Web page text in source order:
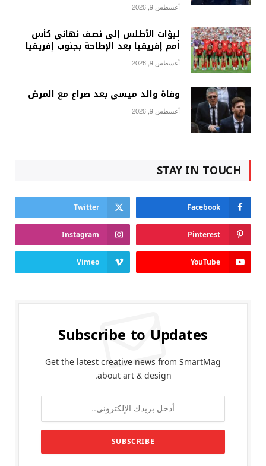
أغسطس 9, 2026
لبؤات الأطلس إلى نصف نهائي كأس
أمم إفريقيا بعد الإطاحة بجنوب إفريقيا
أغسطس 9, 2026
وفاة والد ميسي بعد صراع مع المرض
أغسطس 9, 2026
STAY IN TOUCH
Facebook
Twitter
Pinterest
Instagram
YouTube
Vimeo
Subscribe to Updates
Get the latest creative news from SmartMag
about art & design.